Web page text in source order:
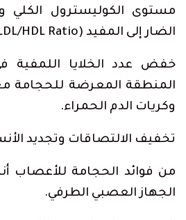
مستوى الكوليسترول الكلي
الضار إلى المفيد (LDL/HDL Ratio).
خفض عدد الخلايا اللمفية
المنطقة المعرضة للحجامة مع
وكريات الدم الحمراء.
تخفيف الالتصاقات وتجديد
من فوائد الحجامة للأعصاب
الجهاز العصبي الطرفي.